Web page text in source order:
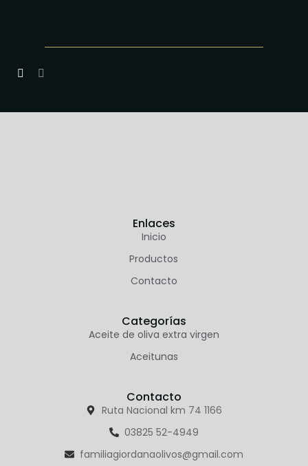
Enlaces
Inicio
Productos
Contacto
Categorías
Aceite de oliva extra virgen
Aceitunas
Contacto
Ruta Nacional km 74 1166
03825 52-4949
familiagiordanaolivos@gmail.com